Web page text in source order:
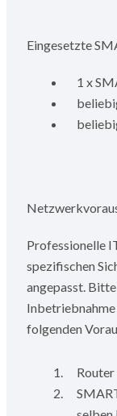
Eingesetzte
1 x
Professionelle
spezifischen
angepasst.
folgenden